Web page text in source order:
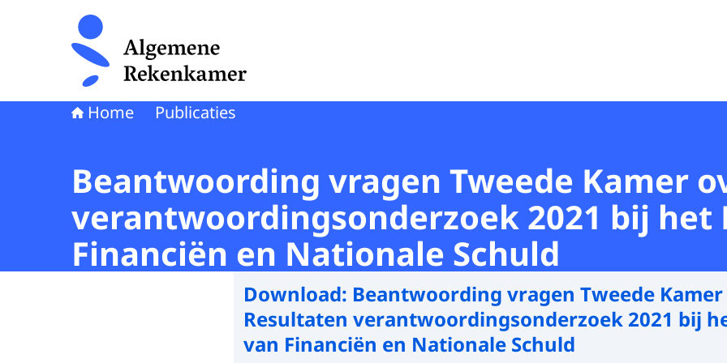
Naar de homepage van Algemene Rekenkamer
Home Publicaties
Beantwoording vragen Tweede Kamer
verantwoordingsonderzoek 2021 bij
Financiën en Nationale Schuld
Download: Beantwoording vragen Tweede
Resultaten verantwoordingsonderzoek 2021 bij
van Financiën en Nationale Schuld